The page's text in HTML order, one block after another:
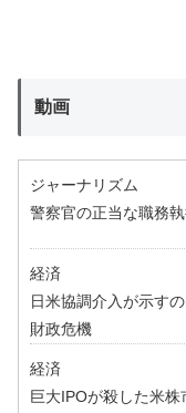
動画
ジャーナリズム
警察官の正当な職務
経済
日米協調介入が示す
財政危機
経済
巨大IPOが殺した米